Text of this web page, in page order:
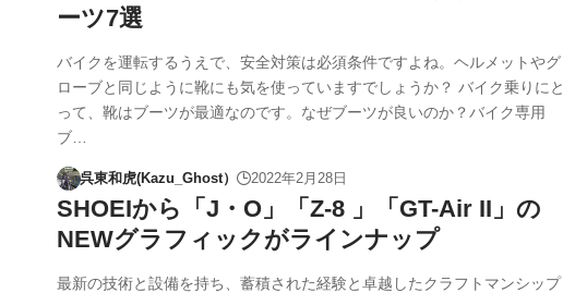
ーツ7選
バイクを運転するうえで、安全対策は必須条件ですよね。ヘルメットやグ
ローブと同じように靴にも気を使っていますでしょうか？ バイク乗りにと
って、靴はブーツが最適なのです。なぜブーツが良いのか？バイク専用
ブ…
呉東和虎(Kazu_Ghost） 2022年2月28日
SHOEIから「J・O」「Z-8 」「GT-Air II」の
NEWグラフィックがラインナップ
最新の技術と設備を持ち、蓄積された経験と卓越したクラフトマンシップ